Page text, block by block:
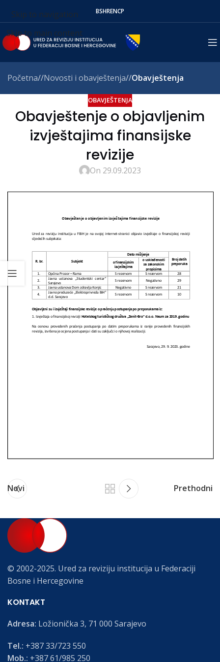
Skip to navigation
Skip to main content
BSHRENСР
Početna/ Novosti i obavještenja/ Obavještenja
OBAVJEŠTENJA
Obavještenje o objavljenim
izvještajima finansijske
revizije
On 29.09.2023
Novi Prethodni
© 2002-2025. Ured za reviziju institucija u Federaciji
Bosne i Hercegovine
KONTAKT
Adresa: Ložionička 3, 71 000 Sarajevo
Tel.: +387 33/723 550
Mob.: +387 61/985 250